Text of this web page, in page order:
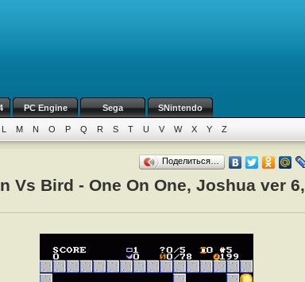
PC Engine Sega SNintendo
L M N O P Q R S T U V W X Y Z
Поделиться…
Vs Bird - One On One, Joshua ver 6,